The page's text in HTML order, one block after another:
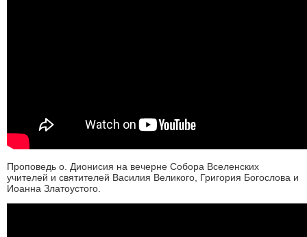
Проповедь о. Дионисия на вечерне Собора Вселенских
учителей и святителей Василия Великого, Григория Богослова и
Иоанна Златоустого.